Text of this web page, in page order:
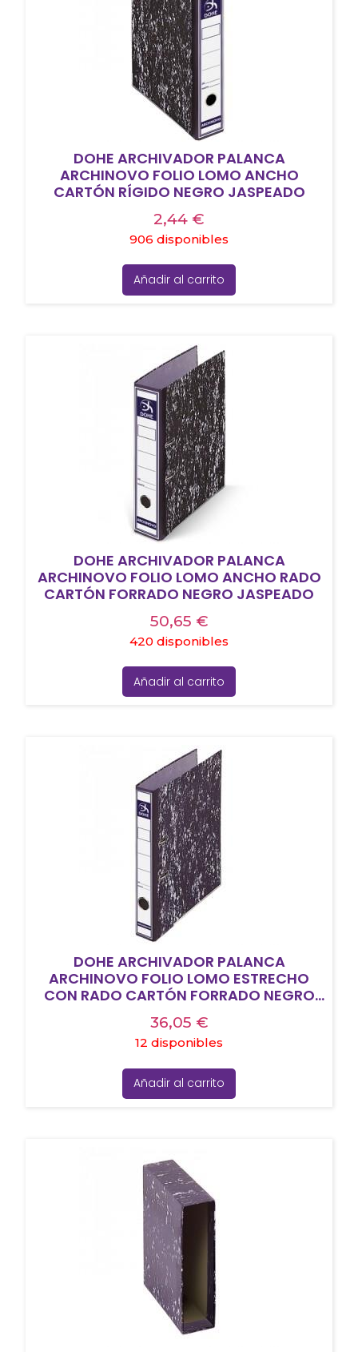
DOHE ARCHIVADOR PALANCA
ARCHINOVO FOLIO LOMO ANCHO
CARTÓN RÍGIDO NEGRO JASPEADO
2,44 €
906 disponibles
Añadir al carrito
DOHE ARCHIVADOR PALANCA
ARCHINOVO FOLIO LOMO ANCHO RADO
CARTÓN FORRADO NEGRO JASPEADO
50,65 €
420 disponibles
Añadir al carrito
DOHE ARCHIVADOR PALANCA
ARCHINOVO FOLIO LOMO ESTRECHO
CON RADO CARTÓN FORRADO NEGRO
JASPEADO
36,05 €
12 disponibles
Añadir al carrito